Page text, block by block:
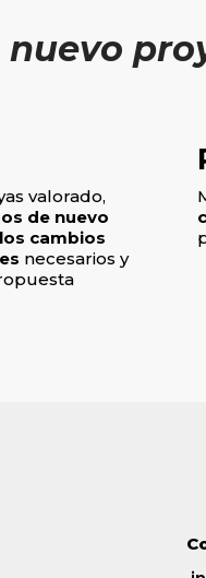
valorado,
de nuevo
cambios
necesarios y